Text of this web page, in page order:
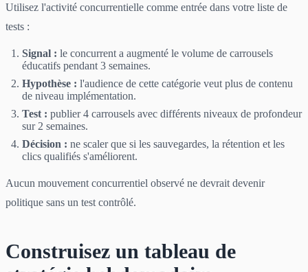
Utilisez l'activité concurrentielle comme entrée dans votre liste de
tests :
Signal : le concurrent a augmenté le volume de carrousels
éducatifs pendant 3 semaines.
Hypothèse : l'audience de cette catégorie veut plus de contenu
de niveau implémentation.
Test : publier 4 carrousels avec différents niveaux de profondeur
sur 2 semaines.
Décision : ne scaler que si les sauvegardes, la rétention et les
clics qualifiés s'améliorent.
Aucun mouvement concurrentiel observé ne devrait devenir
politique sans un test contrôlé.
Construisez un tableau de